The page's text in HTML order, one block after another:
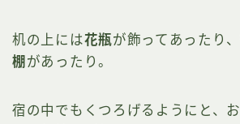
机の上には花瓶が飾ってあったり
棚 があったり。
宿の中でもくつろげるようにと、